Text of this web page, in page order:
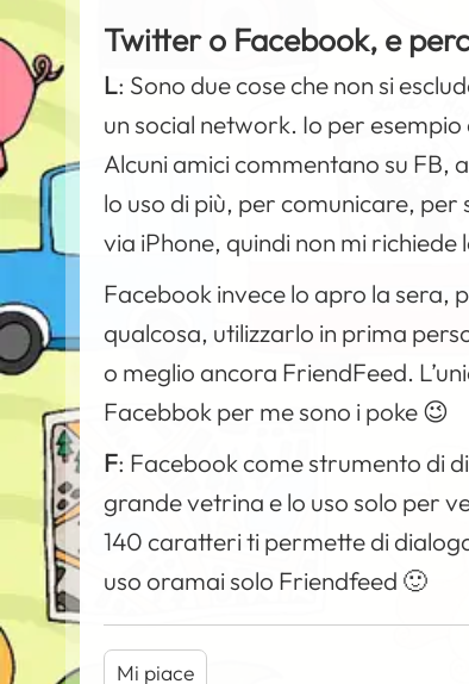
Twitter o Facebook, e
L: Sono due cose che non si
un social network. Io per
Alcuni amici commentano su
lo uso di più, per comunicare,
via iPhone, quindi non mi
Facebook invece lo apro la sera,
qualcosa, utilizzarlo in prima
o meglio ancora FriendFeed.
Facebbok per me sono i poke 😉
F: Facebook come strumento di
grande vetrina e lo uso solo per
140 caratteri ti permette di
uso oramai solo Friendfeed 🙂
Mi piace